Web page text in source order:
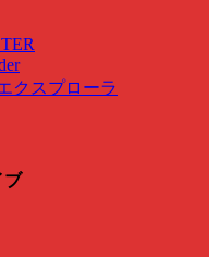
クスプローラ
ブ